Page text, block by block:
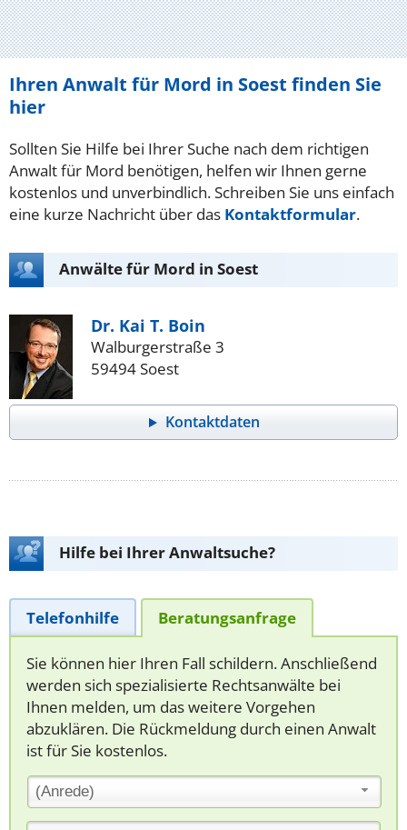
Ihren Anwalt für Mord in Soest finden Sie
hier
Sollten Sie Hilfe bei Ihrer Suche nach dem richtigen
Anwalt für Mord benötigen, helfen wir Ihnen gerne
kostenlos und unverbindlich. Schreiben Sie uns einfach
eine kurze Nachricht über das Kontaktformular.
Anwälte für Mord in Soest
Dr. Kai T. Boin
Walburgerstraße 3
59494 Soest
Kontaktdaten
Hilfe bei Ihrer Anwaltsuche?
Telefonhilfe Beratungsanfrage
Sie können hier Ihren Fall schildern. Anschließend
werden sich spezialisierte Rechtsanwälte bei
Ihnen melden, um das weitere Vorgehen
abzuklären. Die Rückmeldung durch einen Anwalt
ist für Sie kostenlos.
(Anrede)